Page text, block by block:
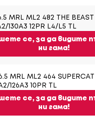
MRL ML2 482 THE
130A3 12PR L4/L5 TL
се, за да видите
ни гама!
MRL ML2 464
126A3 10PR TL
се, за да видите
ни гама!